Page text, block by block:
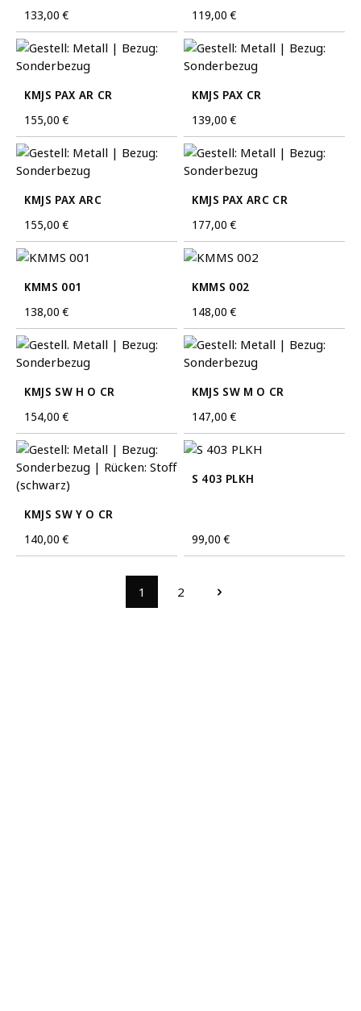
Regulärer Preis:
133,00 € Regulärer Preis:
119,00 €
KMJS PAX AR CR
Regulärer Preis:
155,00 €
KMJS PAX CR
Regulärer Preis:
139,00 €
KMJS PAX ARC
Regulärer Preis:
155,00 €
KMJS PAX ARC CR
Regulärer Preis:
177,00 €
KMMS 001
Regulärer Preis:
138,00 €
KMMS 002
Regulärer Preis:
148,00 €
KMJS SW H O CR
Regulärer Preis:
154,00 €
KMJS SW M O CR
Regulärer Preis:
147,00 €
KMJS SW Y O CR
Regulärer Preis:
140,00 €
S 403 PLKH
Regulärer Preis:
99,00 €
Seite
1 Seite
2